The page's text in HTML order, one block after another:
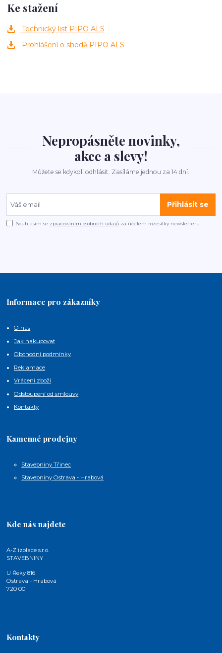
Ke stažení
Technický list PIPO ALS
Prohlášení o shodě PIPO ALS
Nepropásněte novinky,
akce a slevy!
Můžete se kdykoli odhlásit. Zasíláme jednou za 14 dní.
Přihlásit se
Souhlasím se zpracováním osobních údajů za účelem rozesílky newsletteru.
Informace pro zákazníky
O nás
Jak nakupovat
Obchodní podmínky
Reklamace
Vrácení zboží
Odstoupení od smlouvy
Kontakty
Kamenné prodejny
Stavebniny Třinec
Stavebniny Ostrava - Hrabová
Kde nás najdete
A-Z izolace s.r.o.
STAVEBNINY
U Řeky 816
Ostrava - Hrabová
720 00
Kontakty